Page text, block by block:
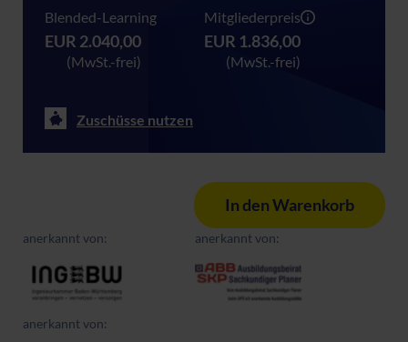
Blended-Learning
EUR 2.040,00
(MwSt.-frei)
Mitgliederpreis
EUR 1.836,00
(MwSt.-frei)
Zuschüsse nutzen
In den Warenkorb
anerkannt von: anerkannt von:
anerkannt von: